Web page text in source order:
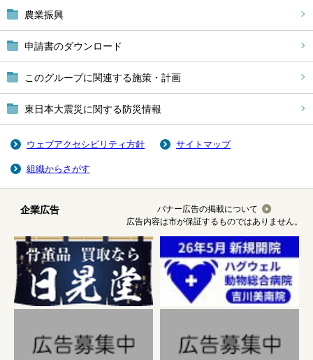
農業振興
申請書のダウンロード
このグループに関連する施策・計画
東日本大震災に関する防災情報
ウェブアクセシビリティ方針 サイトマップ
組織からさがす
企業広告
バナー広告の掲載について
広告内容は市が保証するものではありません。